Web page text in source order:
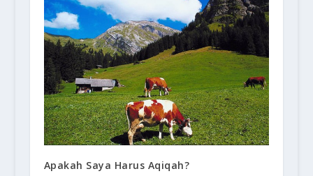
Apakah Saya Harus Aqiqah?